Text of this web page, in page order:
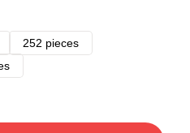
252 pieces